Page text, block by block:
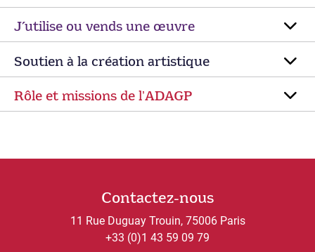
J’utilise ou vends une œuvre
Soutien à la création artistique
Rôle et missions de lʼADAGP
Contactez-nous
11 Rue Duguay Trouin, 75006 Paris
+33 (0)1 43 59 09 79